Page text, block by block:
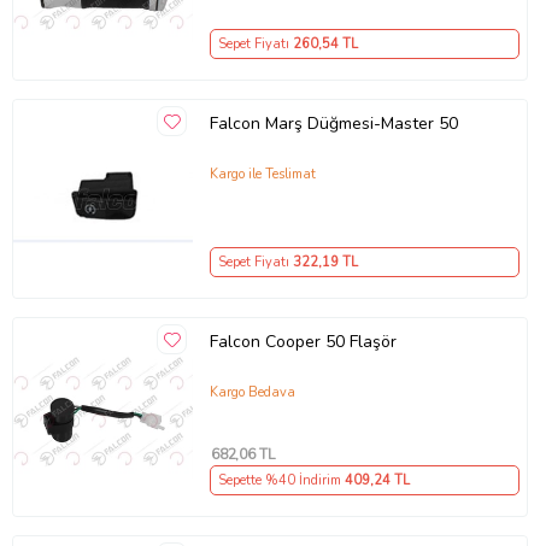
Sepet Fiyatı 260,54 TL
Falcon Marş Düğmesi-Master 50
Kargo ile Teslimat
Sepet Fiyatı 322,19 TL
Falcon Cooper 50 Flaşör
Kargo Bedava
682,06 TL
Sepette %40 İndirim 409,24 TL